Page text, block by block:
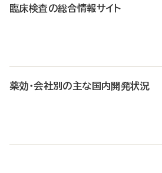
臨床検査の総合情報サイト
薬効・会社別の主な国内開発状況